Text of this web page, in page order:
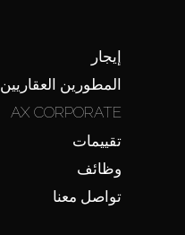
إيجار
المطورين العقاريين
AX CORPORATE
تقييمات
وظائف
تواصل معنا